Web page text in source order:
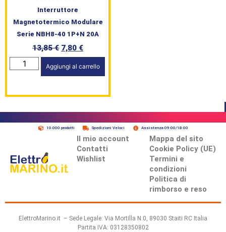
Prodotti
Interruttore
Magnetotermico Modulare
Serie NBH8-40 1P+N 20A
13,85€ 7,80 €
Aggiungi al carrello
10.000 prodotti Spedizioni Veloci Assistenza 09:00/18:00
Il mio account
Contatti
Wishlist
Mappa del sito
Cookie Policy (UE)
Termini e
condizioni
Politica di
rimborso e reso
ElettroMarino.it – Sede Legale: Via Mortilla N.0, 89030 Staiti RC Italia
Partita IVA: 03128350802